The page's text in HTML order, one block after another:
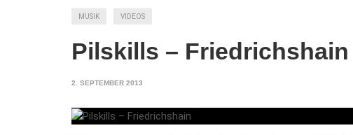
MUSIK VIDEOS
Pilskills – Friedrichshain
2. SEPTEMBER 2013